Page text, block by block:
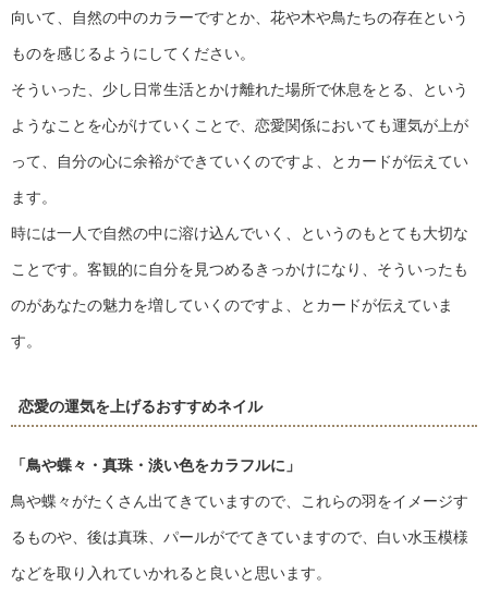
向いて、自然の中のカラーですとか、花や木や鳥たちの存在という
ものを感じるようにしてください。
そういった、少し日常生活とかけ離れた場所で休息をとる、という
ようなことを心がけていくことで、恋愛関係においても運気が上が
って、自分の心に余裕ができていくのですよ、とカードが伝えてい
ます。
時には一人で自然の中に溶け込んでいく、というのもとても大切な
ことです。客観的に自分を見つめるきっかけになり、そういったも
のがあなたの魅力を増していくのですよ、とカードが伝えていま
す。
恋愛の運気を上げるおすすめネイル
「鳥や蝶々・真珠・淡い色をカラフルに」
鳥や蝶々がたくさん出てきていますので、これらの羽をイメージす
るものや、後は真珠、パールがでてきていますので、白い水玉模様
などを取り入れていかれると良いと思います。